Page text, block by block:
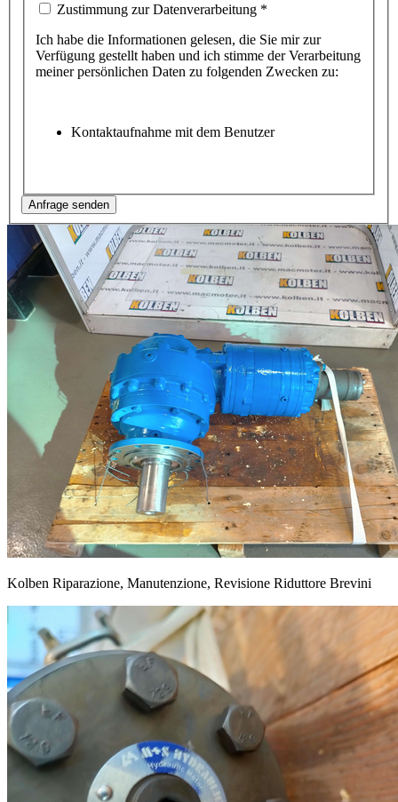
Zustimmung zur Datenverarbeitung *
Ich habe die Informationen gelesen, die Sie mir zur
Verfügung gestellt haben und ich stimme der Verarbeitung
meiner persönlichen Daten zu folgenden Zwecken zu:
Kontaktaufnahme mit dem Benutzer
Kolben Riparazione, Manutenzione, Revisione Riduttore Brevini